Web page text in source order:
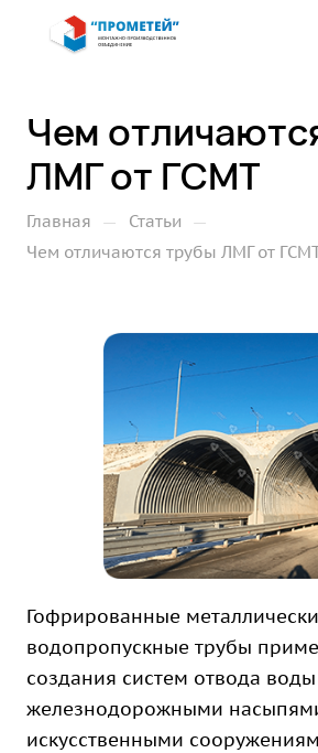
Чем
ЛМГ от ГСМТ
Главная — Статьи —
Чем отличаются трубы ЛМГ от
Гофрированные
водопропускные трубы
создания систем отвода
железнодорожными
искусственными